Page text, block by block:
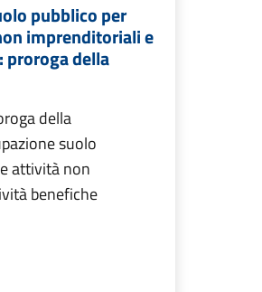
pubblico per
imprenditoriali e
della
della
suolo
attività non
benefiche